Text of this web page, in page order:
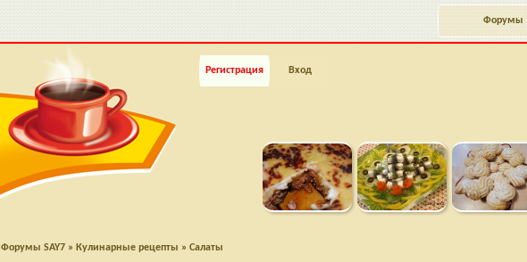
Форумы
Регистрация Вход
Форумы SAY7 » Кулинарные рецепты » Салаты